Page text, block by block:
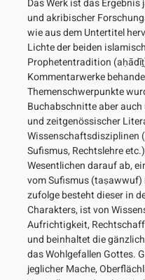
Das Werk ist das
und akribischer
wie aus dem Untertitel
Lichte der beiden
Prophetentradition
Kommentarwerke
Themenschwerpunkte
Buchabschnitte aber
und zeitgenössischer
Wissenschaftsdisziplinen
Sufismus, Rechtslehre
Wesentlichen darauf ab,
vom Sufismus (taṣawwuf)
zufolge besteht dieser in
Charakters, ist von
Aufrichtigkeit,
und beinhaltet die
das Wohlgefallen Gottes.
jeglicher Mache,